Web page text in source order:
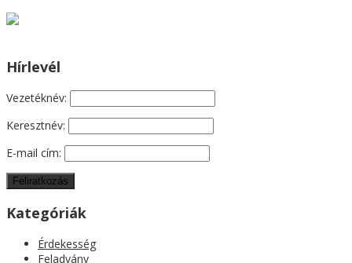
Hírlevél
Vezetéknév:
Keresztnév:
E-mail cím:
Kategóriák
Érdekesség
Feladvány